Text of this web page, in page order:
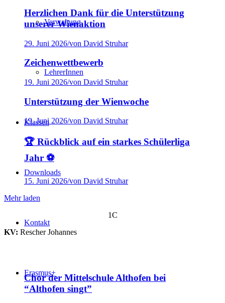
Verwaltung
LehrerInnen
Klassen
Downloads
Kontakt
Erasmus+
Herzlichen Dank für die Unterstützung
unserer Wienaktion
29. Juni 2026/von David Struhar
Zeichenwettbewerb
19. Juni 2026/von David Struhar
Unterstützung der Wienwoche
19. Juni 2026/von David Struhar
🏆 Rückblick auf ein starkes Schülerliga
Jahr ⚽
15. Juni 2026/von David Struhar
Mehr laden
1C
KV: Rescher Johannes
Chor der Mittelschule Althofen bei
“Althofen singt”